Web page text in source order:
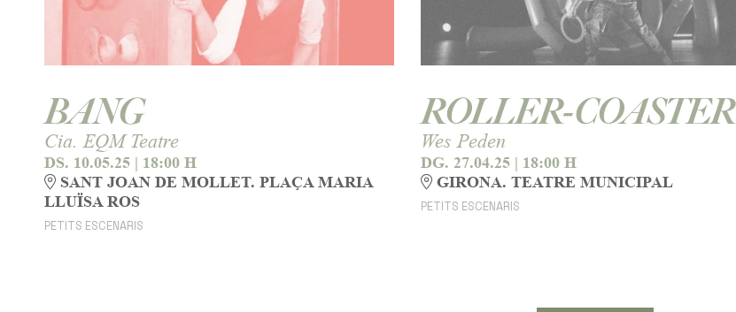
BANG
Cia. EQM Teatre
DS. 10.05.25 | 18:00 H
SANT JOAN DE MOLLET. PLAÇA MARIA
LLUÏSA ROS
PETITS ESCENARIS
ROLLER-COASTER
Wes Peden
DG. 27.04.25| 18:00 H
GIRONA. TEATRE MUNICIPAL
PETITS ESCENARIS